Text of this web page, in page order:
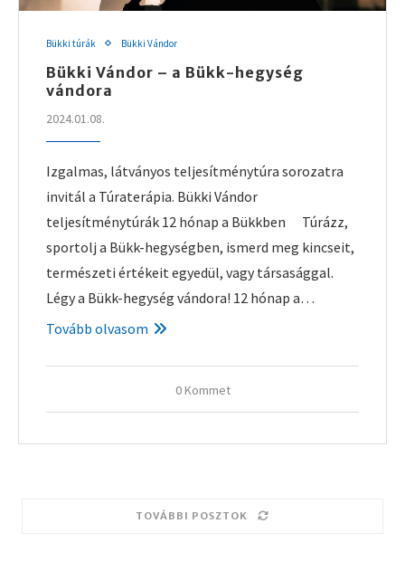
Bükki túrák Bükki Vándor
Bükki Vándor – a Bükk-hegység
vándora
2024.01.08.
Izgalmas, látványos teljesítménytúra sorozatra
invitál a Túraterápia. Bükki Vándor
teljesítménytúrák 12 hónap a Bükkben Túrázz,
sportolj a Bükk-hegységben, ismerd meg kincseit,
természeti értékeit egyedül, vagy társasággal.
Légy a Bükk-hegység vándora! 12 hónap a…
Tovább olvasom
0 Kommet
TOVÁBBI POSZTOK